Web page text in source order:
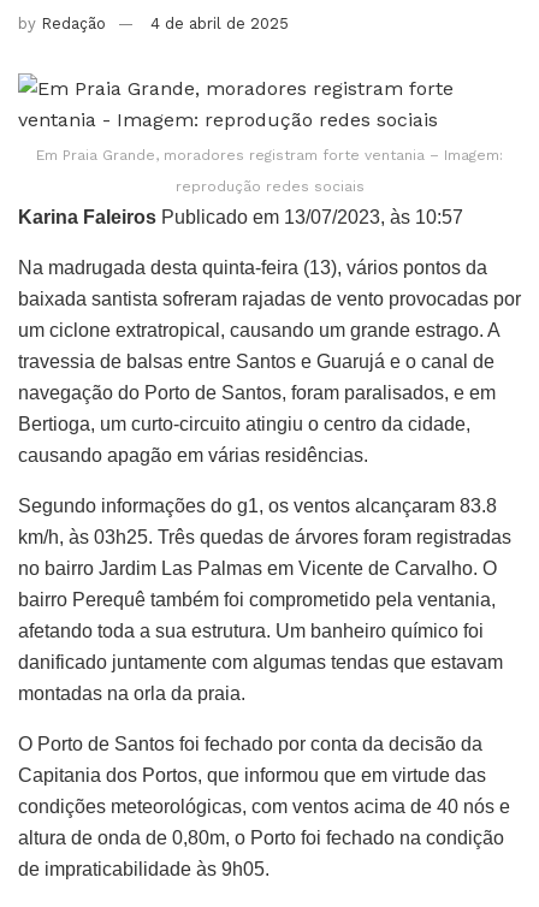
by Redação 4 de abril de 2025
Em Praia Grande, moradores registram forte ventania – Imagem:
reprodução redes sociais
Karina Faleiros Publicado em 13/07/2023, às 10:57
Na madrugada desta quinta-feira (13), vários pontos da
baixada santista sofreram rajadas de vento provocadas por
um ciclone extratropical, causando um grande estrago. A
travessia de balsas entre Santos e Guarujá e o canal de
navegação do Porto de Santos, foram paralisados, e em
Bertioga, um curto-circuito atingiu o centro da cidade,
causando apagão em várias residências.
Segundo informações do g1, os ventos alcançaram 83.8
km/h, às 03h25. Três quedas de árvores foram registradas
no bairro Jardim Las Palmas em Vicente de Carvalho. O
bairro Perequê também foi comprometido pela ventania,
afetando toda a sua estrutura. Um banheiro químico foi
danificado juntamente com algumas tendas que estavam
montadas na orla da praia.
O Porto de Santos foi fechado por conta da decisão da
Capitania dos Portos, que informou que em virtude das
condições meteorológicas, com ventos acima de 40 nós e
altura de onda de 0,80m, o Porto foi fechado na condição
de impraticabilidade às 9h05.